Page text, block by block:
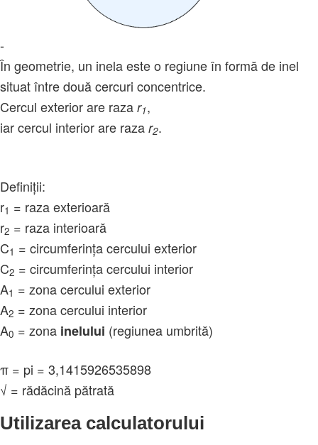
-
În geometrie, un inela este o regiune în formă de inel
situat între două cercuri concentrice.
Cercul exterior are raza r1,
iar cercul interior are raza r2.
Definiții:
r1 = raza exterioară
r2 = raza interioară
C1 = circumferința cercului exterior
C2 = circumferința cercului interior
A1 = zona cercului exterior
A2 = zona cercului interior
A0 = zona inelului (regiunea umbrită)
π = pi = 3,1415926535898
√ = rădăcină pătrată
Utilizarea calculatorului